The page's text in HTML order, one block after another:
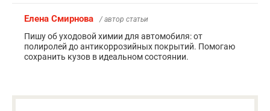
Елена Смирнова / автор статьи
Пишу об уходовой химии для автомобиля: от
полиролей до антикоррозийных покрытий. Помогаю
сохранить кузов в идеальном состоянии.